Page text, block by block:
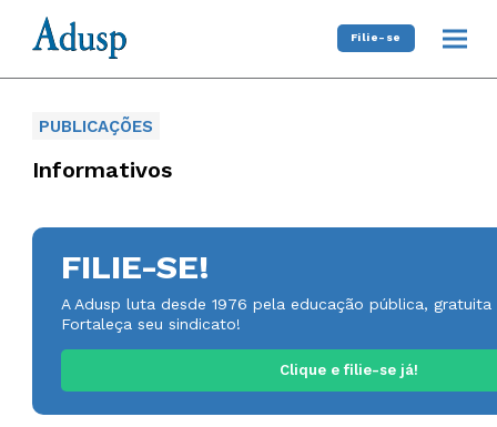
Filie-se
PUBLICAÇÕES
Informativos
FILIE-SE!
A Adusp luta desde 1976 pela educação pública,
Fortaleça seu sindicato!
Clique e filie-se já!